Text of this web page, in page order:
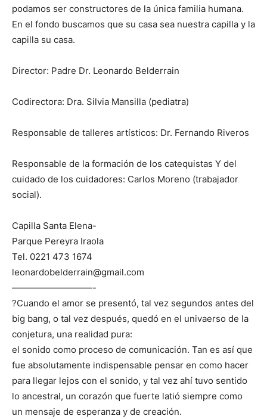
podamos ser constructores de la única familia humana.
En el fondo buscamos que su casa sea nuestra capilla y la
capilla su casa.
Director: Padre Dr. Leonardo Belderrain
Codirectora: Dra. Silvia Mansilla (pediatra)
Responsable de talleres artísticos: Dr. Fernando Riveros
Responsable de la formación de los catequistas Y del
cuidado de los cuidadores: Carlos Moreno (trabajador
social).
Capilla Santa Elena-
Parque Pereyra Iraola
Tel. 0221 473 1674
leonardobelderrain@gmail.com
—————————-
?Cuando el amor se presentó, tal vez segundos antes del
big bang, o tal vez después, quedó en el univaerso de la
conjetura, una realidad pura:
el sonido como proceso de comunicación. Tan es así que
fue absolutamente indispensable pensar en como hacer
para llegar lejos con el sonido, y tal vez ahí tuvo sentido
lo ancestral, un corazón que fuerte latió siempre como
un mensaje de esperanza y de creación.